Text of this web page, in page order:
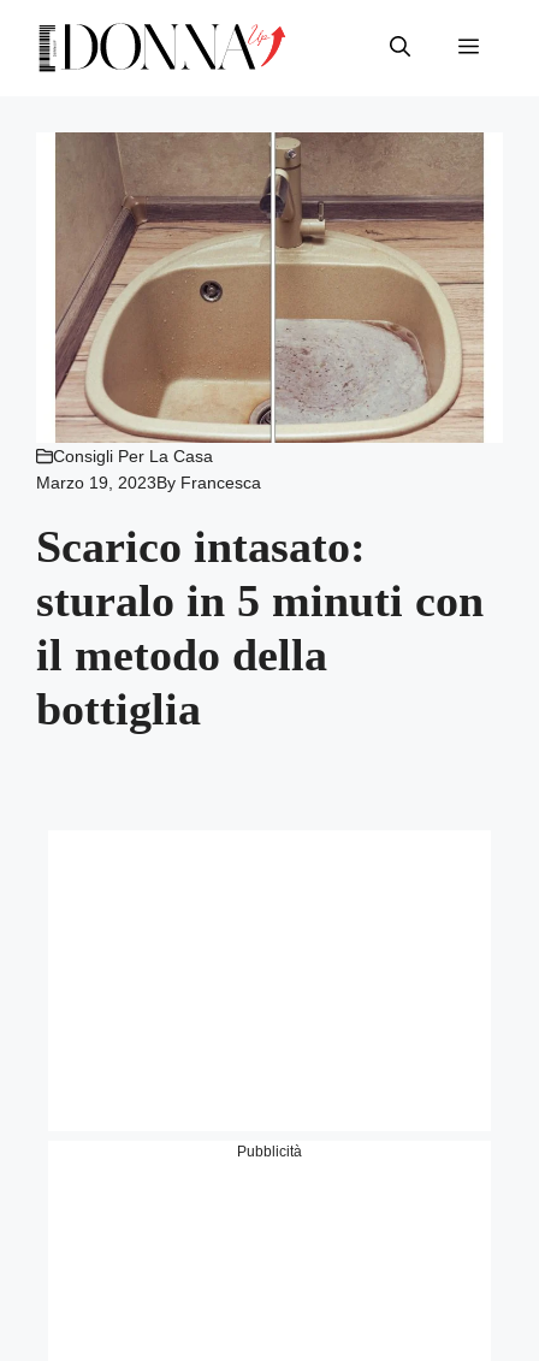
contenuto
Menu
Consigli Per La Casa
Marzo 19, 2023By Francesca
Scarico intasato:
sturalo in 5 minuti con
il metodo della
bottiglia
Pubblicità